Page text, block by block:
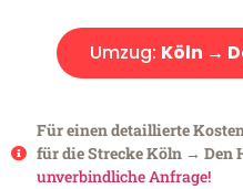
Umzug: Köln →
Für einen detaillierte
für die Strecke Köln → Den
unverbindliche Anfrage!